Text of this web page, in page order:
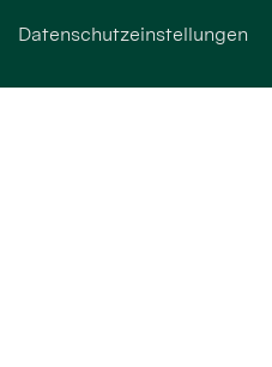
Datenschutzeinstellungen